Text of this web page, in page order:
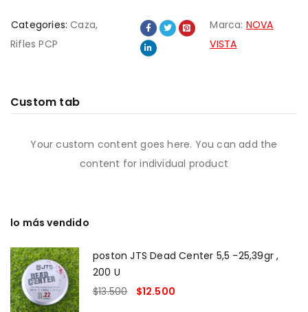
lo más vendido
poston JTS Dead Center 5,5 -25,39gr ,
200 U
$13.500 $12.500
Categories: Caza,
Rifles PCP
Marca: NOVA
VISTA
Custom tab
Your custom content goes here. You can add the
content for individual product